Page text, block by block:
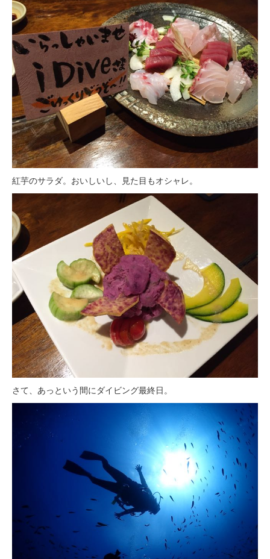
紅芋のサラダ。おいしいし、見た目もオシャレ。
さて、あっという間にダイビング最終日。